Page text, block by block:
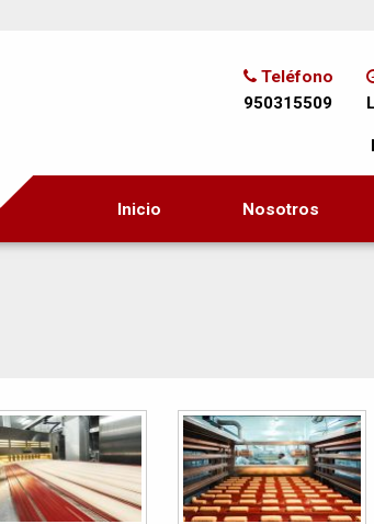
Teléfono
950315509
Inicio Nosotros